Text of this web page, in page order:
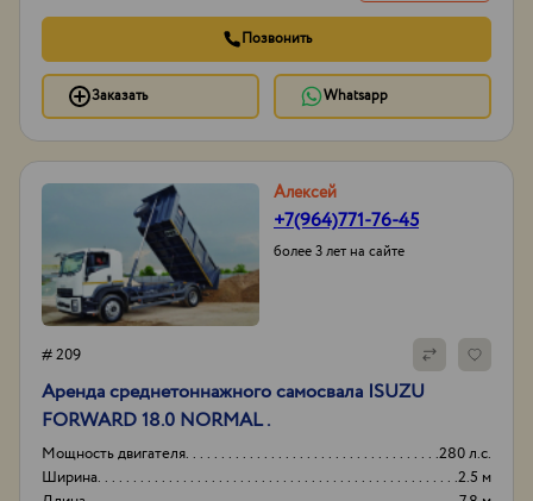
Позвонить
Заказать Whatsapp
Алексей
+7(964)771-76-45
более 3 лет на сайте
# 209
Аренда среднетоннажного самосвала ISUZU
FORWARD 18.0 NORMAL .
Мощность двигателя
280 л.с.
Ширина
2.5 м